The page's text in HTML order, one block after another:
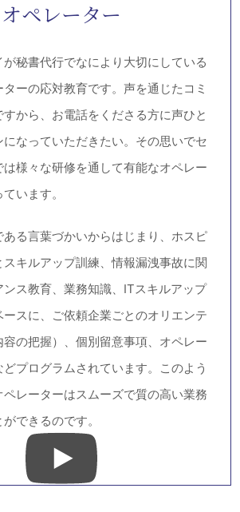
採用の優秀な
オペレーター
が秘書代行でなにより大切にしている
ターの応対教育です。声を通じたコミ
なっていただきたい。その思いでセ
様々な研修を通して有能なオペレー
ています。
ある言葉づかいからはじまり、ホスピ
スキルアップ訓練、情報漏洩事故に関
ンス教育、業務知識、ITスキルアップ
容の把握）、個別留意事項、オペレー
どプログラムされています。このよう
レーターはスムーズで質の高い業務